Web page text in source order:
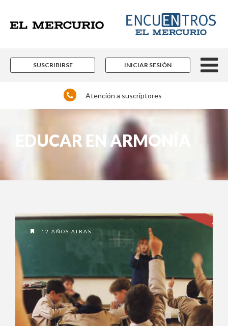
SUSCRIBIRSE INICIAR SESIÓN
Atención a suscriptores
EDUCAR EN ARMONÍA
12 AÑOS ATRAS